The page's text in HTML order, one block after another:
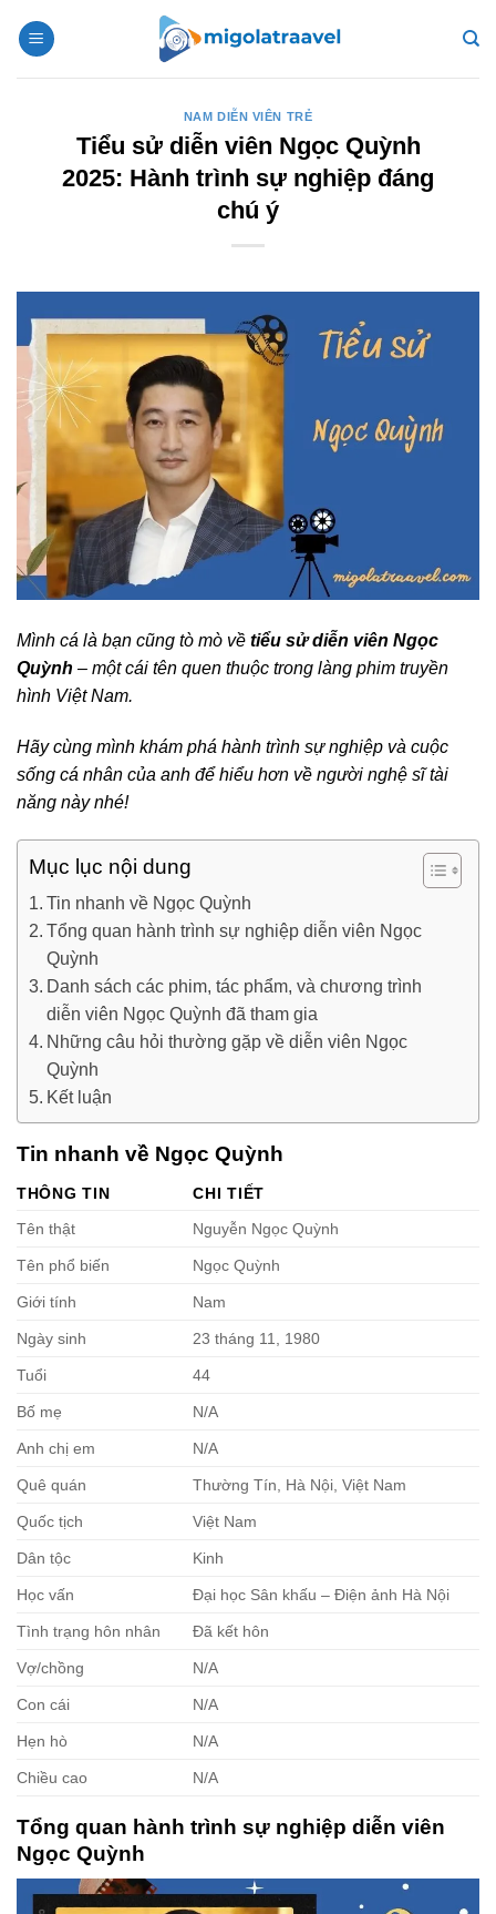
qua
NAM DIỄN VIÊN TRẺ
Tiểu sử diễn viên Ngọc Quỳnh
2025: Hành trình sự nghiệp đáng
chú ý
Mình cá là bạn cũng tò mò về tiểu sử diễn viên Ngọc
Quỳnh – một cái tên quen thuộc trong làng phim truyền
hình Việt Nam.
Hãy cùng mình khám phá hành trình sự nghiệp và cuộc
sống cá nhân của anh để hiểu hơn về người nghệ sĩ tài
năng này nhé!
Mục lục nội dung
Tin nhanh về Ngọc Quỳnh
Tổng quan hành trình sự nghiệp diễn viên Ngọc
Quỳnh
Danh sách các phim, tác phẩm, và chương trình
diễn viên Ngọc Quỳnh đã tham gia
Những câu hỏi thường gặp về diễn viên Ngọc
Quỳnh
Kết luận
Tin nhanh về Ngọc Quỳnh
THÔNG TIN
CHI TIẾT
Tên thật
Nguyễn Ngọc Quỳnh
Tên phổ biến Ngọc Quỳnh
Giới tính Nam
Ngày sinh 23 tháng 11, 1980
Tuổi 44
Bố mẹ N/A
Anh chị em N/A
Quê quán Thường Tín, Hà Nội, Việt Nam
Quốc tịch Việt Nam
Dân tộc Kinh
Học vấn Đại học Sân khấu – Điện ảnh Hà Nội
Tình trạng hôn nhân Đã kết hôn
Vợ/chồng N/A
Con cái N/A
Hẹn hò N/A
Chiều cao N/A
Tổng quan hành trình sự nghiệp diễn viên
Ngọc Quỳnh